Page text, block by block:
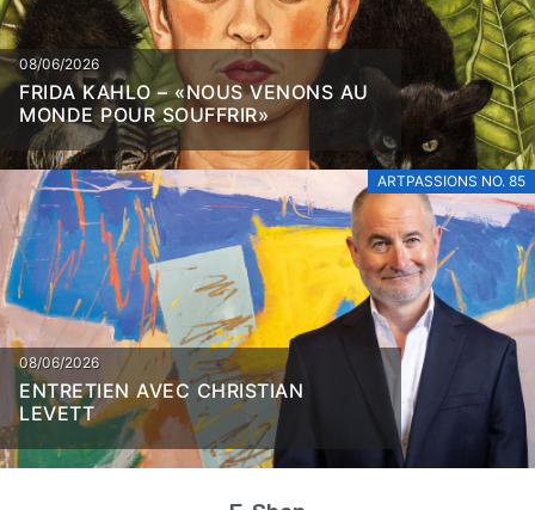
08/06/2026
FRIDA KAHLO – «NOUS VENONS AU
MONDE POUR SOUFFRIR»
ARTPASSIONS NO. 85
08/06/2026
ENTRETIEN AVEC CHRISTIAN
LEVETT